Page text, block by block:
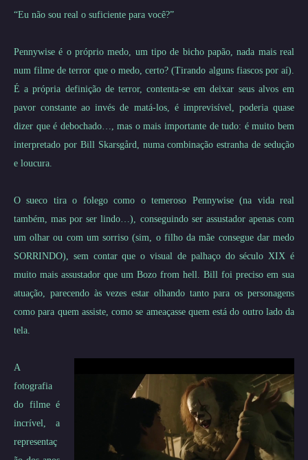
“Eu não sou real o suficiente para você?”
Pennywise é o próprio medo, um tipo de bicho papão, nada mais real
num filme de terror que o medo, certo? (Tirando alguns fiascos por aí).
É a própria definição de terror, contenta-se em deixar seus alvos em
pavor constante ao invés de matá-los, é imprevisível, poderia quase
dizer que é debochado…, mas o mais importante de tudo: é muito bem
interpretado por Bill Skarsgård, numa combinação estranha de sedução
e loucura.
O sueco tira o folego como o temeroso Pennywise (na vida real
também, mas por ser lindo…), conseguindo ser assustador apenas com
um olhar ou com um sorriso (sim, o filho da mãe consegue dar medo
SORRINDO), sem contar que o visual de palhaço do século XIX é
muito mais assustador que um Bozo from hell. Bill foi preciso em sua
atuação, parecendo às vezes estar olhando tanto para os personagens
como para quem assiste, como se ameaçasse quem está do outro lado da
tela.
A
fotografia
do filme é
incrível, a
representaç